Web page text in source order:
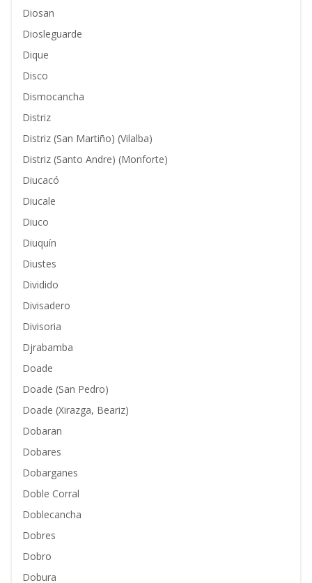
Diosan
Diosleguarde
Dique
Disco
Dismocancha
Distriz
Distriz (San Martiño) (Vilalba)
Distriz (Santo Andre) (Monforte)
Diucacó
Diucale
Diuco
Diuquín
Diustes
Dividido
Divisadero
Divisoria
Djrabamba
Doade
Doade (San Pedro)
Doade (Xirazga, Beariz)
Dobaran
Dobares
Dobarganes
Doble Corral
Doblecancha
Dobres
Dobro
Dobura